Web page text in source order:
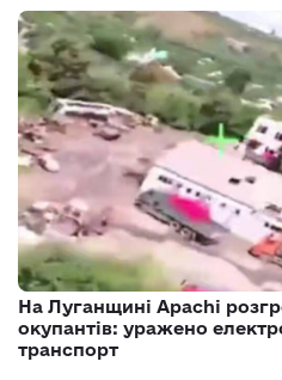
На Луганщині Apachi
окупантів: уражено
транспорт